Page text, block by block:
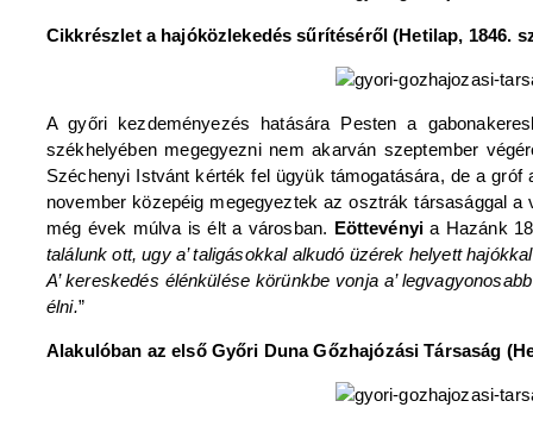
Cikkrészlet a hajóközlekedés sűrítéséről (Hetilap, 1846.
A győri kezdeményezés hatására Pesten a
székhelyében megegyezni nem akarván szeptember
Széchenyi Istvánt kérték fel ügyük támogatására, de a
november közepéig megegyeztek az osztrák társasággal
még évek múlva is élt a városban. Eöttevényi a Hazánk
találunk ott, ugy a’ taligásokkal alkudó üzérek helyett
A’ kereskedés élénkülése körünkbe vonja a’
élni.”
Alakulóban az első Győri Duna Gőzhajózási Társaság